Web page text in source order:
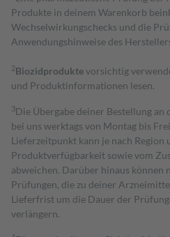
Produkte in deinem Warenkorb
Wechselwirkungschecks und die
Anwendungshinweise des
2Biozidproduktevorsichtig
und Produktinformationen lesen.
3Die Übergabe deiner Bestellung
bei uns werktags von Montag bis
Lieferzeitpunkt kann je nach Region
Produktverfügbarkeit sowie vom
abweichen. Darüber hinaus können
Prüfungen, die zu deiner
Lieferfrist um die Dauer der
verlängern.